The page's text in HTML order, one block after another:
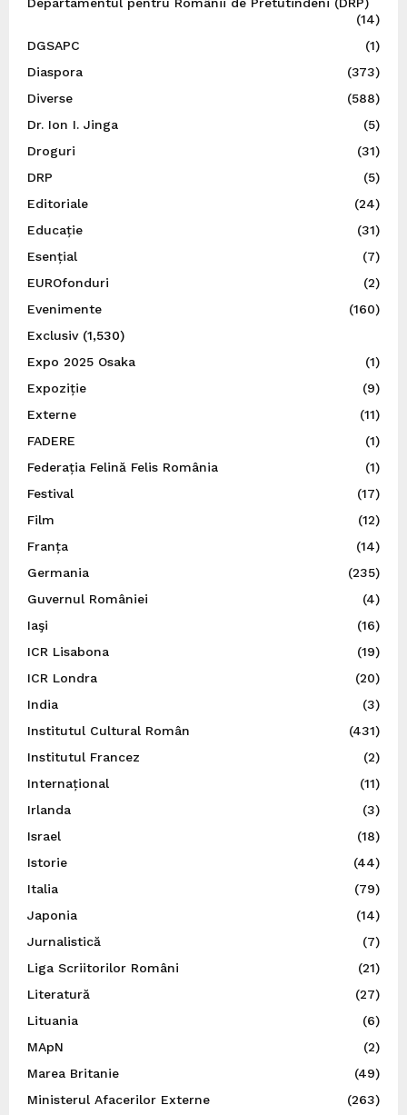
Departamentul pentru Românii de Pretutindeni (DRP)
(14)
DGSAPC
(1)
Diaspora
(373)
Diverse
(588)
Dr. Ion I. Jinga
(5)
Droguri
(31)
DRP
(5)
Editoriale
(24)
Educație
(31)
Esențial
(7)
EUROfonduri
(2)
Evenimente
(160)
Exclusiv(1,530)
Expo 2025 Osaka
(1)
Expoziție
(9)
Externe
(11)
FADERE
(1)
Federația Felină Felis România
(1)
Festival
(17)
Film
(12)
Franța
(14)
Germania
(235)
Guvernul României
(4)
Iaşi
(16)
ICR Lisabona
(19)
ICR Londra
(20)
India
(3)
Institutul Cultural Român
(431)
Institutul Francez
(2)
Internațional
(11)
Irlanda
(3)
Israel
(18)
Istorie
(44)
Italia
(79)
Japonia
(14)
Jurnalistică
(7)
Liga Scriitorilor Români
(21)
Literatură
(27)
Lituania
(6)
MApN
(2)
Marea Britanie
(49)
Ministerul Afacerilor Externe
(263)